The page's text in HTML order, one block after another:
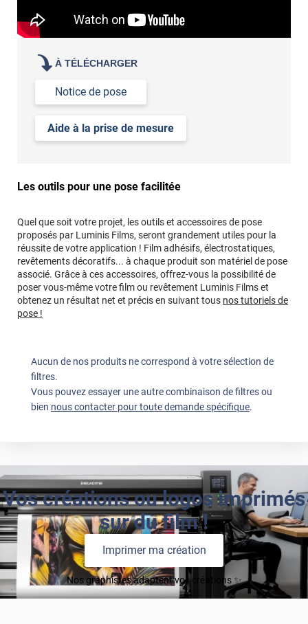
À TÉLÉCHARGER
Notice de pose
Aide à la prise de mesure
Les outils pour une pose facilitée
Quel que soit votre projet, les outils et accessoires de pose
proposés par Luminis Films, seront grandement utiles pour la
réussite de votre application ! Film adhésifs, électrostatiques,
revêtements décoratifs... à chaque produit son matériel de pose
associé. Grâce à ces accessoires, offrez-vous la possibilité de
poser vous-même votre film ou revêtement Luminis Films et
obtenez un résultat net et précis en suivant tous nos tutoriels de
pose !
Aucun de nos produits ne correspond à votre sélection de
filtres.
Vous pouvez essayer une autre combinaison de filtres ou
bien nous contacter pour toute demande spécifique.
Vos créations ou logos imprimés
sur du film !
Imprimer ma création
Nos graphistes adaptent vos créations ✨